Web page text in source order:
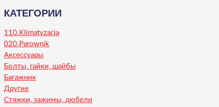
КАТЕГОРИИ
110.Klimatyzacja
020.Parownik
Аксессуары
Болты, гайки, шайбы
Багажник
Другие
Стяжки, зажимы, дюбели